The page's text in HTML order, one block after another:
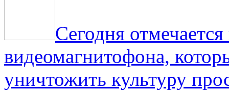
Сегодня
видеомагнитофона,
уничтожить культуру